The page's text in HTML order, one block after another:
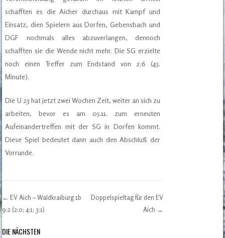
schafften es die Aicher durchaus mit Kampf und
Einsatz, dien Spielern aus Dorfen, Gebensbach und
DGF nochmals alles abzuverlangen, dennoch
schafften sie die Wende nicht mehr. Die SG erzielte
noch einen Treffer zum Endstand von 2:6 (45.
Minute).
Die U 23 hat jetzt zwei Wochen Zeit, weiter an sich zu
arbeiten, bevor es am 05.11. zum erneuten
Aufeinandertreffen mit der SG in Dorfen kommt.
Diese Spiel bedeutet dann auch den Abschluß der
Vorrunde.
Post navigation
← EV Aich – Waldkraiburg 1b
9:2 (2:0; 4:1; 3:1)
Doppelspieltag für den EV
Aich →
DIE NÄCHSTEN